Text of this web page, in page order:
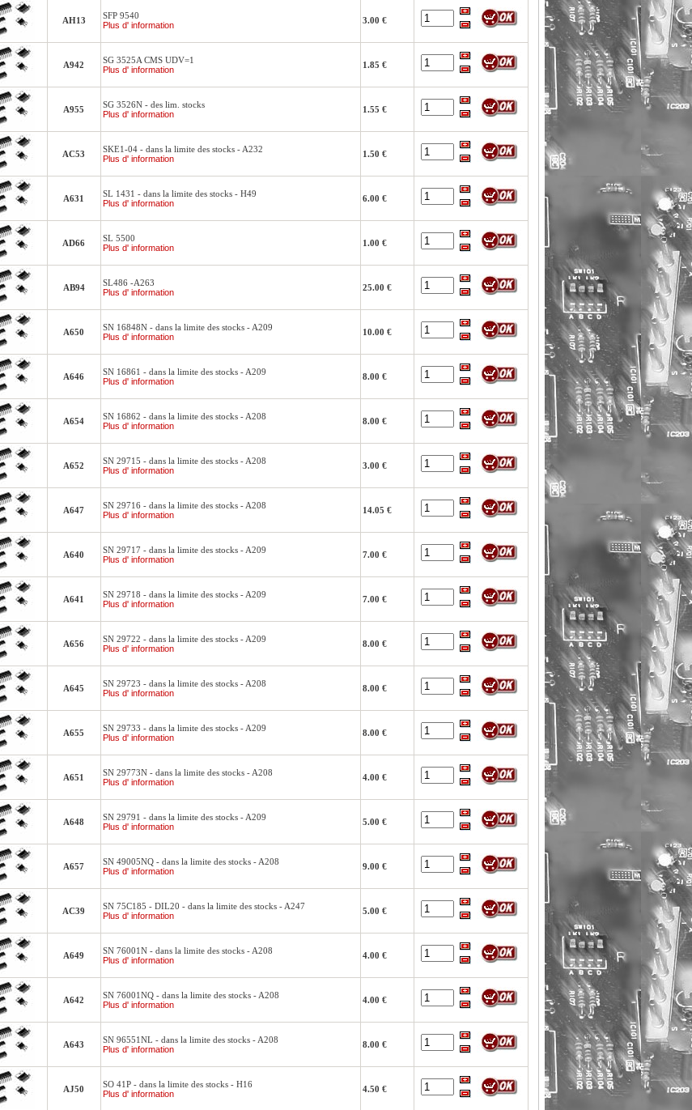
AH13
SFP 9540
Plus d' information
3.00 €
A942
SG 3525A CMS UDV=1
Plus d' information
1.85 €
A955
SG 3526N - des lim. stocks
Plus d' information
1.55 €
AC53
SKE1-04 - dans la limite des stocks - A232
Plus d' information
1.50 €
A631
SL 1431 - dans la limite des stocks - H49
Plus d' information
6.00 €
AD66
SL 5500
Plus d' information
1.00 €
AB94
SL486 -A263
Plus d' information
25.00 €
A650
SN 16848N - dans la limite des stocks - A209
Plus d' information
10.00 €
A646
SN 16861 - dans la limite des stocks - A209
Plus d' information
8.00 €
A654
SN 16862 - dans la limite des stocks - A208
Plus d' information
8.00 €
A652
SN 29715 - dans la limite des stocks - A208
Plus d' information
3.00 €
A647
SN 29716 - dans la limite des stocks - A208
Plus d' information
14.05 €
A640
SN 29717 - dans la limite des stocks - A209
Plus d' information
7.00 €
A641
SN 29718 - dans la limite des stocks - A209
Plus d' information
7.00 €
A656
SN 29722 - dans la limite des stocks - A209
Plus d' information
8.00 €
A645
SN 29723 - dans la limite des stocks - A208
Plus d' information
8.00 €
A655
SN 29733 - dans la limite des stocks - A209
Plus d' information
8.00 €
A651
SN 29773N - dans la limite des stocks - A208
Plus d' information
4.00 €
A648
SN 29791 - dans la limite des stocks - A209
Plus d' information
5.00 €
A657
SN 49005NQ - dans la limite des stocks - A208
Plus d' information
9.00 €
AC39
SN 75C185 - DIL20 - dans la limite des stocks - A247
Plus d' information
5.00 €
A649
SN 76001N - dans la limite des stocks - A208
Plus d' information
4.00 €
A642
SN 76001NQ - dans la limite des stocks - A208
Plus d' information
4.00 €
A643
SN 96551NL - dans la limite des stocks - A208
Plus d' information
8.00 €
AJ50
SO 41P - dans la limite des stocks - H16
Plus d' information
4.50 €